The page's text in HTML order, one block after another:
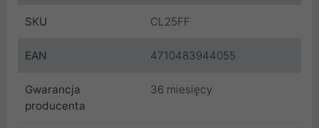
SKU CL25FF
EAN 4710483944055
Gwarancja
producenta
36 miesięcy